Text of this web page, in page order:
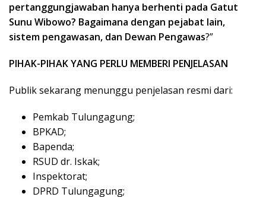
pertanggungjawaban hanya berhenti pada Gatut
Sunu Wibowo? Bagaimana dengan pejabat lain,
sistem pengawasan, dan Dewan Pengawas?”
PIHAK-PIHAK YANG PERLU MEMBERI PENJELASAN
Publik sekarang menunggu penjelasan resmi dari:
Pemkab Tulungagung;
BPKAD;
Bapenda;
RSUD dr. Iskak;
Inspektorat;
DPRD Tulungagung;